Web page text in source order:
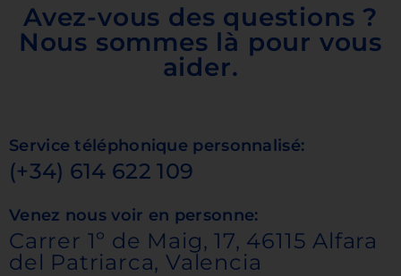
Avez-vous des questions ?
Nous sommes là pour vous
aider.
Service téléphonique personnalisé:
(+34) 614 622 109
Venez nous voir en personne:
Carrer 1º de Maig, 17, 46115 Alfara
del Patriarca, Valencia